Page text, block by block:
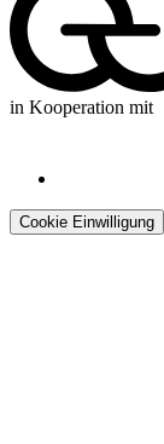
in Kooperation mit
Cookie Einwilligung